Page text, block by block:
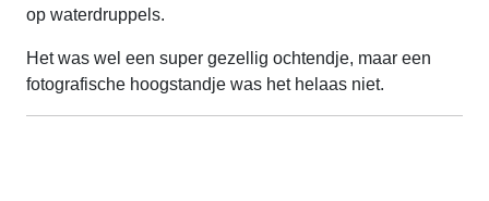
op waterdruppels.
Het was wel een super gezellig ochtendje, maar een
fotografische hoogstandje was het helaas niet.